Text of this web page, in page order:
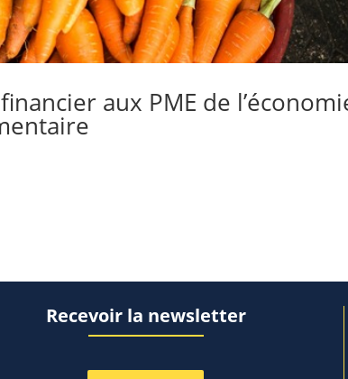
aux PME de
Recevoir la newsletter